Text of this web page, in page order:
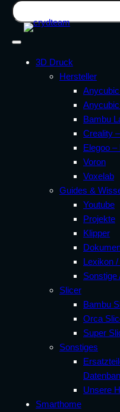
Zum
Inhalt
springen
Suchen
3D Druck
Hersteller
Bambu
Creality
Elegoo –
Voron
Voxelab
Guides &
Youtube
Projekte
Klipper
Lexikon
Sonstige
Slicer
Bambu
Orca
Super
Sonstiges
Unsere
Smarthome